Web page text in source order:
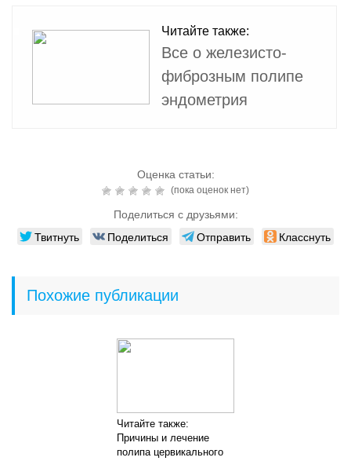
Читайте также:
Все о железисто-
фиброзным полипе
эндометрия
Оценка статьи:
(пока оценок нет)
Поделиться с друзьями:
Твитнуть Поделиться Отправить Класснуть
Похожие публикации
Читайте также:
Причины и лечение
полипа цервикального